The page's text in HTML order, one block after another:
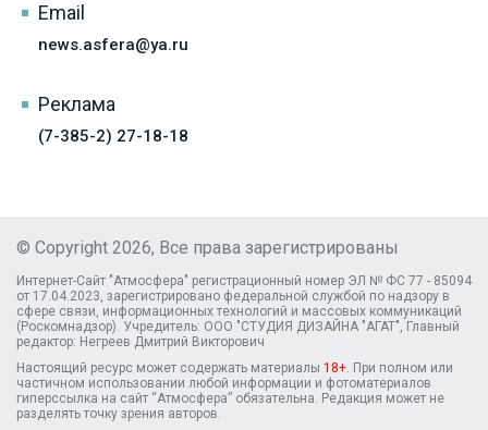
Email
news.asfera@ya.ru
Реклама
(7-385-2) 27-18-18
© Copyright 2026, Все права зарегистрированы
Интернет-Сайт "Атмосфера" регистрационный номер ЭЛ № ФС 77 - 85094
от 17.04.2023, зарегистрировано федеральной службой по надзору в
сфере связи, информационных технологий и массовых коммуникаций
(Роскомнадзор). Учредитель: ООО "СТУДИЯ ДИЗАЙНА "АГАТ", Главный
редактор: Негреев Дмитрий Викторович
Настоящий ресурс может содержать материалы 18+. При полном или
частичном использовании любой информации и фотоматериалов
гиперссылка на сайт “Атмосфера” обязательна. Редакция может не
разделять точку зрения авторов.